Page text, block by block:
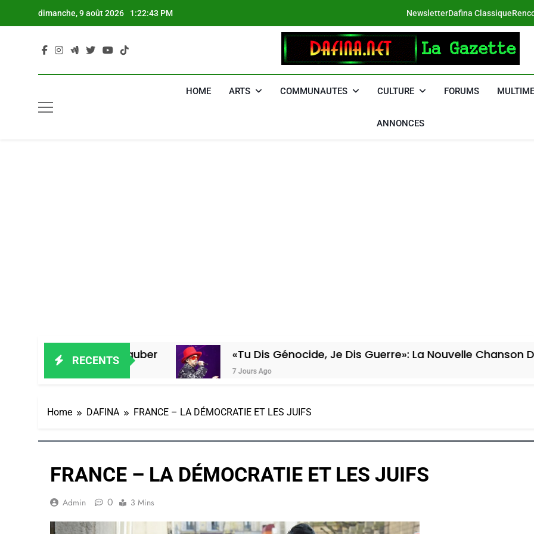
dimanche, 9 août 2026 1:22:44 PM NewsletterDafina Classique
DAFINA
HOME ARTS COMMUNAUTES CULTURE FORUMS
ANNONCES
RECENTS
De Loya Stauber «Tu Dis Génocide, Je Dis Guerre»: La Nouvelle Chanson De Boy
7 Jours Ago
Home DAFINA FRANCE – LA DÉMOCRATIE ET LES JUIFS
FRANCE – LA DÉMOCRATIE ET LES JUIFS
Admin 0 3 Mins